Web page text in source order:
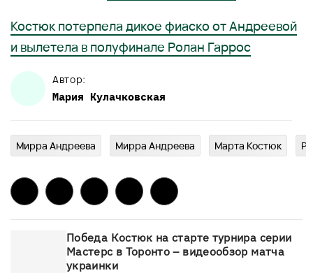
Костюк потерпела дикое фиаско от Андреевой
и вылетела в полуфинале Ролан Гаррос
Автор:
Мария Кулачковская
Мирра Андреева Мирра Андреева Марта Костюк
Победа Костюк на старте турнира серии
Мастерс в Торонто – видеообзор матча
украинки